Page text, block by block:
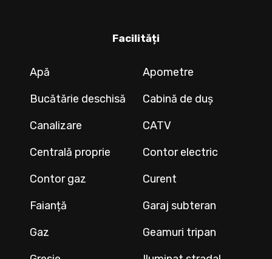
Facilități
Apă
Apometre
Bucătărie deschisă
Cabină de duș
Canalizare
CATV
Centrală proprie
Contor electric
Contor gaz
Curent
Faianță
Garaj subteran
Gaz
Geamuri tripan